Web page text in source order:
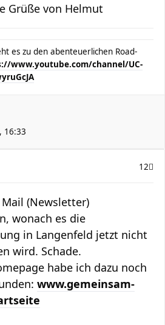
Grüße von Helmut
es zu den abenteuerlichen Road-
www.youtube.com/channel/UC-
16:33
12
(Newsletter)
wonach es die
in Langenfeld jetzt nicht
wird. Schade.
habe ich dazu noch
www.gemeinsam-